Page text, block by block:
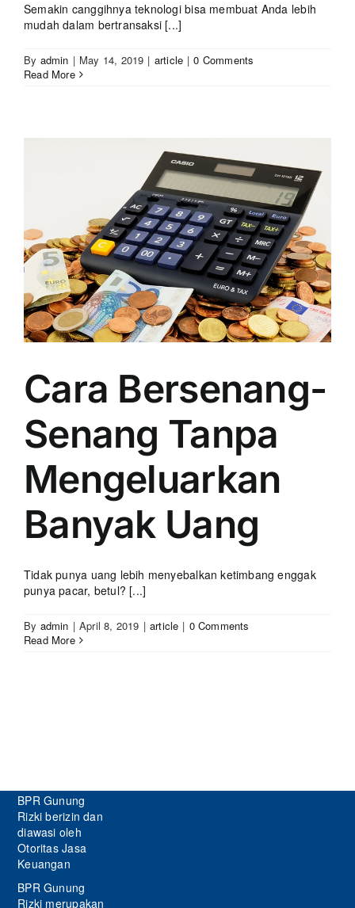
Semakin canggihnya teknologi bisa membuat Anda lebih
mudah dalam bertransaksi [...]
By admin | May 14, 2019 | article | 0 Comments
Read More
Cara Bersenang-
Senang Tanpa
Mengeluarkan
Banyak Uang
Tidak punya uang lebih menyebalkan ketimbang enggak
punya pacar, betul? [...]
By admin | April 8, 2019 | article | 0 Comments
Read More
BPR Gunung
Rizki berizin dan
diawasi oleh
Otoritas Jasa
Keuangan
BPR Gunung
Rizki merupakan